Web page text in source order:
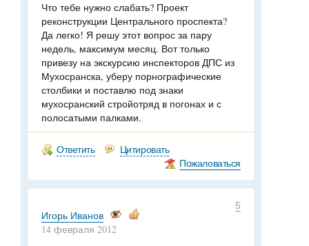
Что тебе нужно слабать? Проект
реконструкции Центрального проспекта?
Да легко! Я решу этот вопрос за пару
недель, максимум месяц. Вот только
привезу на экскурсию инспекторов ДПС из
Мухосранска, уберу порнографические
столбики и поставлю под знаки
мухосранский стройотряд в погонах и с
полосатыми палками.
Ответить
Цитировать
Пожаловаться
5
Игорь Иванов
14 февраля 2012